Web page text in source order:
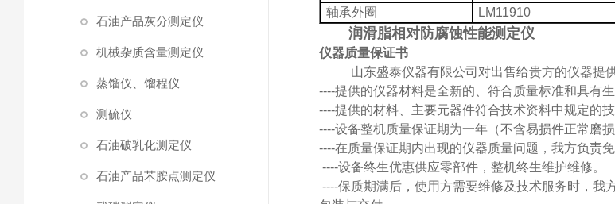
石油产品灰分测定仪
机械杂质含量测定仪
蒸馏仪、馏程仪
测硫仪
石油破乳化测定仪
石油产品苯胺点测定仪
轴承外圈
LM11910
润滑脂相对防腐蚀性能测定仪
仪器质量保证书
山东盛泰仪器有限公司对出售给贵方的仪器提
----提供的仪器材料是全新的、符合质量标准和具有
----提供的材料、主要元器件符合技术资料中规定的技
----设备整机质量保证期为一年（不含易损件正常磨损
----在质量保证期内出现的仪器质量问题，我方负责
----设备终生优惠供应零部件，整机终生维护维修。
----保质期满后，使用方需要维修及技术服务时，我